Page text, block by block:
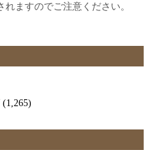
ますのでご注意ください。
(1,265)